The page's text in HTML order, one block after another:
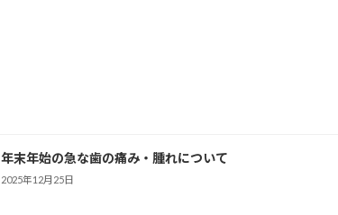
年末年始の急な歯の痛み・腫れについて
2025年12月25日